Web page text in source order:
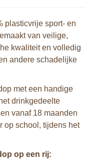
plasticvrije sport- en
van veilige,
kwaliteit en volledig
andere schadelijke
met een handige
drinkgedeelte
vanaf 18 maanden
op school, tijdens het
op een rij: